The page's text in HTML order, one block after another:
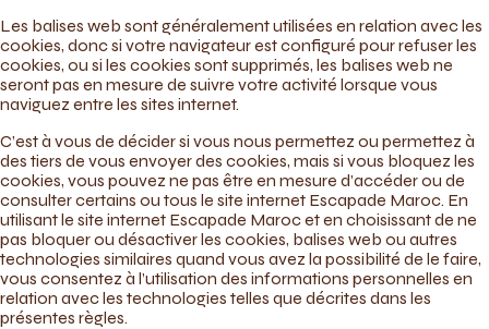
Les balises web sont généralement utilisées en relation avec les
cookies, donc si votre navigateur est configuré pour refuser les
cookies, ou si les cookies sont supprimés, les balises web ne
seront pas en mesure de suivre votre activité lorsque vous
naviguez entre les sites internet.
C’est à vous de décider si vous nous permettez ou permettez à
des tiers de vous envoyer des cookies, mais si vous bloquez les
cookies, vous pouvez ne pas être en mesure d’accéder ou de
consulter certains ou tous le site internet Escapade Maroc. En
utilisant le site internet Escapade Maroc et en choisissant de ne
pas bloquer ou désactiver les cookies, balises web ou autres
technologies similaires quand vous avez la possibilité de le faire,
vous consentez à l’utilisation des informations personnelles en
relation avec les technologies telles que décrites dans les
présentes règles.